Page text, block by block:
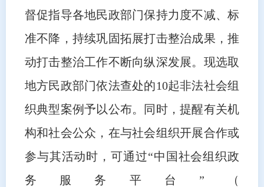
督促指导各地民政部门保持力度不减、标
准不降，持续巩固拓展打击整治成果，推
动打击整治工作不断向纵深发展。现选取
地方民政部门依法查处的10起非法社会组
织典型案例予以公布。同时，提醒有关机
构和社会公众，在与社会组织开展合作或
参与其活动时，可通过“中国社会组织政
务服务平台”（